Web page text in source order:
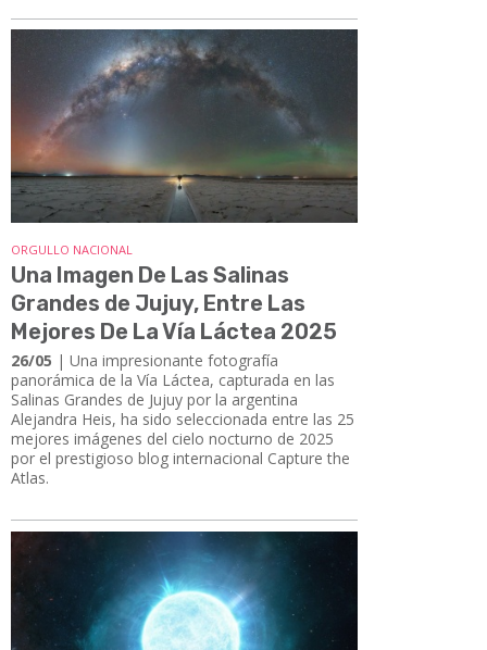
ORGULLO NACIONAL
Una Imagen De Las Salinas
Grandes de Jujuy, Entre Las
Mejores De La Vía Láctea 2025
26/05 | Una impresionante fotografía
panorámica de la Vía Láctea, capturada en las
Salinas Grandes de Jujuy por la argentina
Alejandra Heis, ha sido seleccionada entre las 25
mejores imágenes del cielo nocturno de 2025
por el prestigioso blog internacional Capture the
Atlas.